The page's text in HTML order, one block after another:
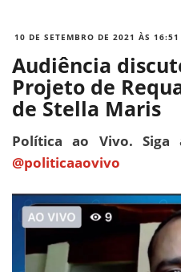
10 DE SETEMBRO DE 2021 ÀS 16:51
Audiência
Projeto de
de Stella Maris
Política ao Vivo.
@politicaaovivo